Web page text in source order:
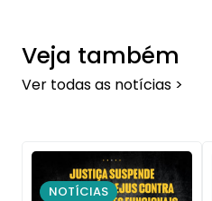
Veja também
Ver todas as notícias >
NOTÍCIAS